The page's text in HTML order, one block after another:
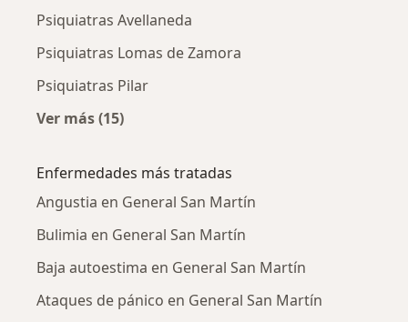
Psiquiatras Avellaneda
Psiquiatras Lomas de Zamora
Psiquiatras Pilar
Ver más (15)
Enfermedades más tratadas
Angustia en General San Martín
Bulimia en General San Martín
Baja autoestima en General San Martín
Ataques de pánico en General San Martín